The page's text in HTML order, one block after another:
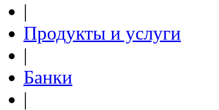
|
Продукты и услуги
|
Банки
|